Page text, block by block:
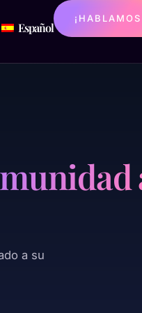
Español
a su